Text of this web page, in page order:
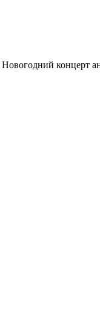
Новогодний концерт